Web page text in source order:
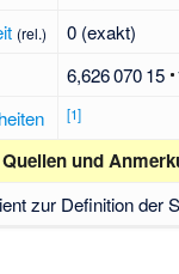
(rel.)
0 (exakt)
6 62607015 e
[1]
Quellen und
zur Definition der